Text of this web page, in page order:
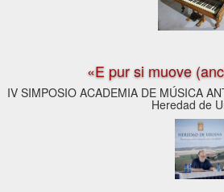
«E pur si muove
IV SIMPOSIO ACADEMIA DE MÚSICA
Heredad de